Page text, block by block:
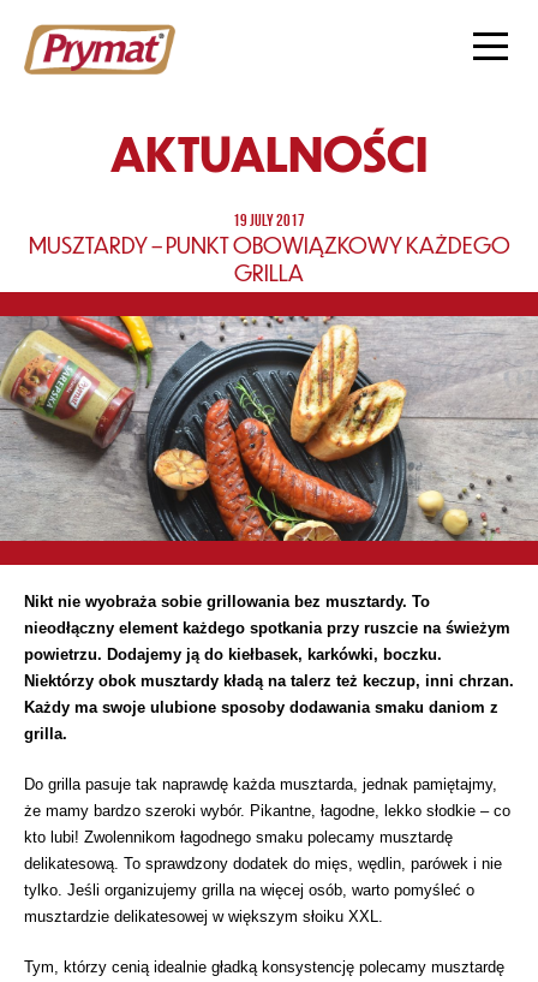
AKTUALNOŚCI
19 JULY 2017
MUSZTARDY – PUNKT OBOWIĄZKOWY KAŻDEGO
GRILLA
Nikt nie wyobraża sobie grillowania bez musztardy. To
nieodłączny element każdego spotkania przy ruszcie na świeżym
powietrzu. Dodajemy ją do kiełbasek, karkówki, boczku.
Niektórzy obok musztardy kładą na talerz też keczup, inni chrzan.
Każdy ma swoje ulubione sposoby dodawania smaku daniom z
grilla.
Do grilla pasuje tak naprawdę każda musztarda, jednak pamiętajmy,
że mamy bardzo szeroki wybór. Pikantne, łagodne, lekko słodkie – co
kto lubi! Zwolennikom łagodnego smaku polecamy musztardę
delikatesową. To sprawdzony dodatek do mięs, wędlin, parówek i nie
tylko. Jeśli organizujemy grilla na więcej osób, warto pomyśleć o
musztardzie delikatesowej w większym słoiku XXL.
Tym, którzy cenią idealnie gładką konsystencję polecamy musztardę